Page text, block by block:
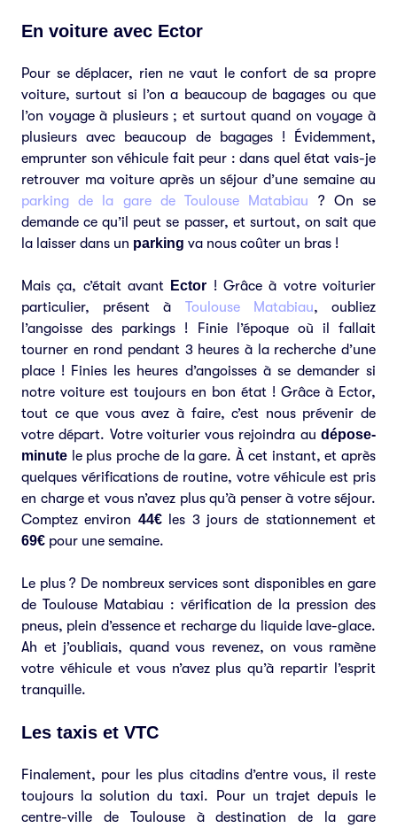
En voiture avec Ector
Pour se déplacer, rien ne vaut le confort de sa propre
voiture, surtout si l’on a beaucoup de bagages ou que
l’on voyage à plusieurs ; et surtout quand on voyage à
plusieurs avec beaucoup de bagages ! Évidemment,
emprunter son véhicule fait peur : dans quel état vais-je
retrouver ma voiture après un séjour d’une semaine au
parking de la gare de Toulouse Matabiau ? On se
demande ce qu’il peut se passer, et surtout, on sait que
la laisser dans un parking va nous coûter un bras !
Mais ça, c’était avant Ector ! Grâce à votre voiturier
particulier, présent à Toulouse Matabiau, oubliez
l’angoisse des parkings ! Finie l’époque où il fallait
tourner en rond pendant 3 heures à la recherche d’une
place ! Finies les heures d’angoisses à se demander si
notre voiture est toujours en bon état ! Grâce à Ector,
tout ce que vous avez à faire, c’est nous prévenir de
votre départ. Votre voiturier vous rejoindra au dépose-
minute le plus proche de la gare. À cet instant, et après
quelques vérifications de routine, votre véhicule est pris
en charge et vous n’avez plus qu’à penser à votre séjour.
Comptez environ 44€les 3 jours de stationnement et
69€ pour une semaine.
Le plus ? De nombreux services sont disponibles en gare
de Toulouse Matabiau : vérification de la pression des
pneus, plein d’essence et recharge du liquide lave-glace.
Ah et j’oubliais, quand vous revenez, on vous ramène
votre véhicule et vous n’avez plus qu’à repartir l’esprit
tranquille.
Les taxis et VTC
Finalement, pour les plus citadins d’entre vous, il reste
toujours la solution du taxi. Pour un trajet depuis le
centre-ville de Toulouse à destination de la gare